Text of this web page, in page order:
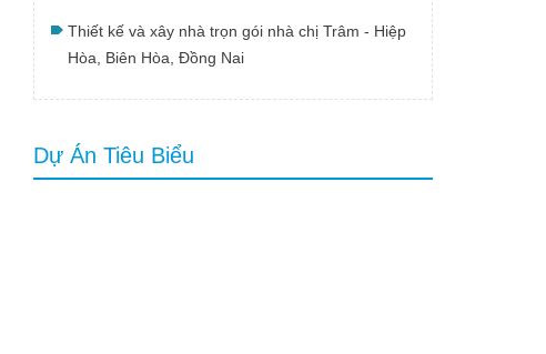
Thiết kế và xây nhà trọn gói nhà chị Trâm - Hiệp
Hòa, Biên Hòa, Đồng Nai
Dự Án Tiêu Biểu